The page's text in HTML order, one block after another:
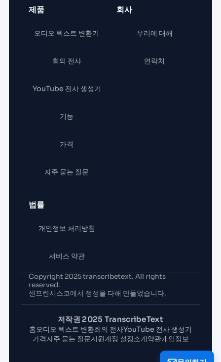
제품
오디오 텍스트 변환기
회의 전사
YouTube 전사 생성기
기능
가격
자주 묻는 질문
회사
우리에 대해
연락처
법률
개인정보 처리방침
서비스 약관
Copyright 2025 transcribetext. All rights
reserved.
샌프란시스코에서 정성을 다해 만들었습니다.
저작권 2025 TranscribeText
홈오디오 텍스트 변환회의 전사YouTube 전사 생성기
가격자주 묻는 질문지원계정 설정소개약관개인정보